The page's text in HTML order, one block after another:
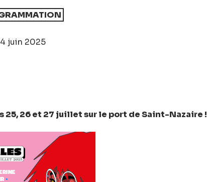
juin 2025
25, 26 et 27 juillet sur le port de Saint-Nazaire !